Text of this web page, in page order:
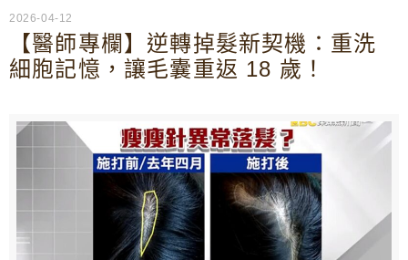
2026-04-12
【醫師專欄】逆轉掉髮新契機：重洗
細胞記憶，讓毛囊重返 18 歲！